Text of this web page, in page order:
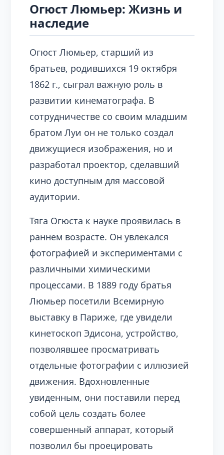
Огюст Люмьер: Жизнь и
наследие
Огюст Люмьер, старший из
братьев, родившихся 19 октября
1862 г., сыграл важную роль в
развитии кинематографа. В
сотрудничестве со своим младшим
братом Луи он не только создал
движущиеся изображения, но и
разработал проектор, сделавший
кино доступным для массовой
аудитории.
Тяга Огюста к науке проявилась в
раннем возрасте. Он увлекался
фотографией и экспериментами с
различными химическими
процессами. В 1889 году братья
Люмьер посетили Всемирную
выставку в Париже, где увидели
кинетоскоп Эдисона, устройство,
позволявшее просматривать
отдельные фотографии с иллюзией
движения. Вдохновленные
увиденным, они поставили перед
собой цель создать более
совершенный аппарат, который
позволил бы проецировать